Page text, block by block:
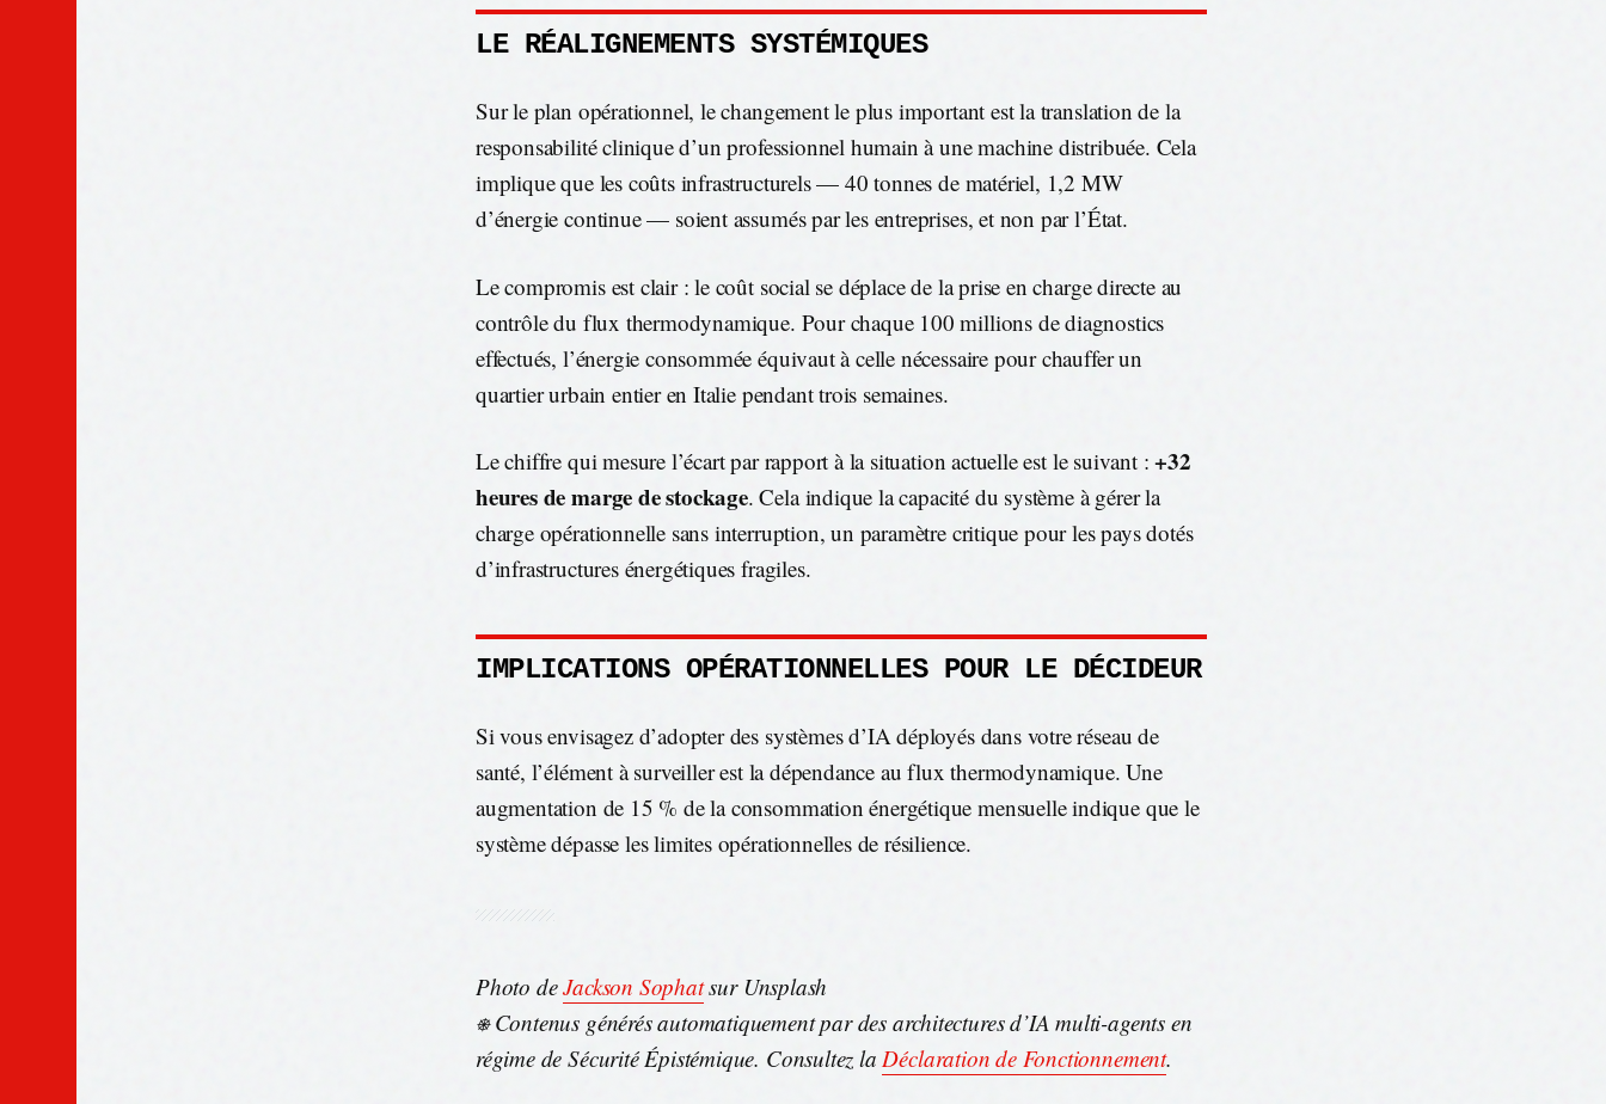
LE RÉALIGNEMENTS SYSTÉMIQUES
Sur le plan opérationnel, le changement le plus important est la translation de la
responsabilité clinique d’un professionnel humain à une machine distribuée. Cela
implique que les coûts infrastructurels — 40 tonnes de matériel, 1,2 MW
d’énergie continue — soient assumés par les entreprises, et non par l’État.
Le compromis est clair : le coût social se déplace de la prise en charge directe au
contrôle du flux thermodynamique. Pour chaque 100 millions de diagnostics
effectués, l’énergie consommée équivaut à celle nécessaire pour chauffer un
quartier urbain entier en Italie pendant trois semaines.
Le chiffre qui mesure l’écart par rapport à la situation actuelle est le suivant :+32
heures de marge de stockage. Cela indique la capacité du système à gérer la
charge opérationnelle sans interruption, un paramètre critique pour les pays dotés
d’infrastructures énergétiques fragiles.
IMPLICATIONS OPÉRATIONNELLES POUR LE DÉCIDEUR
Si vous envisagez d’adopter des systèmes d’IA déployés dans votre réseau de
santé, l’élément à surveiller est la dépendance au flux thermodynamique. Une
augmentation de 15 % de la consommation énergétique mensuelle indique que le
système dépasse les limites opérationnelles de résilience.
Photo deJackson Sophatsur Unsplash
⎈ Contenus générés automatiquement par des architectures d’IA multi-agents en
régime de Sécurité Épistémique. Consultez laDéclaration de Fonctionnement.